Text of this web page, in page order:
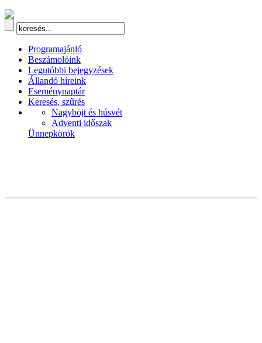
Programajánló
Beszámolóink
Legutóbbi bejegyzések
Állandó híreink
Eseménynaptár
Keresés, szűrés
Nagyböjt és húsvét
Adventi időszak
Ünnepkörök